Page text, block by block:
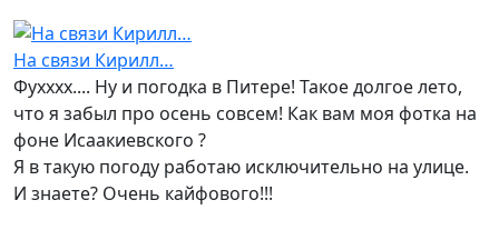
На связи Кирилл…
Фухххх.... Ну и погодка в Питере! Такое долгое лето,
что я забыл про осень совсем! Как вам моя фотка на
фоне Исаакиевского ?
Я в такую погоду работаю исключительно на улице.
И знаете? Очень кайфового!!!